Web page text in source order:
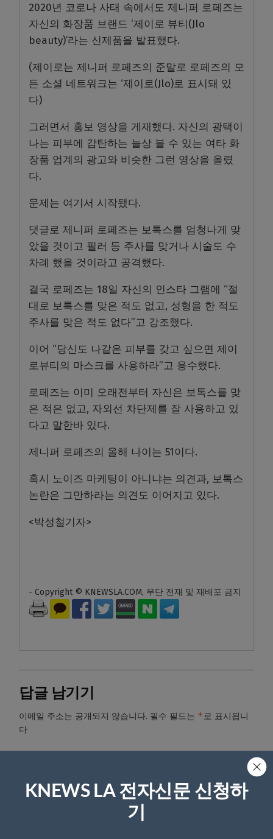
2020년 코로나 사태 속에서도 제니퍼 로페즈는
자신의 화장품 브랜드 ‘제이로 뷰티(Jlo
beauty)’라는 신제품을 발표했다.
(제이로는 제니퍼 로페즈의 준말로 로페즈의 모
든 소셜 네트워크는 ‘제이로(Jlo)로 표시돼 있
다)
그러면서 홍보 영상을 게재했다. 자신의 광택이
나는 피부에 감탄하는 늘상 볼 수 있는 여타 화
장품 업계의 광고와 비슷한 그런 영상을 올렸
다.
문제는 여기서 시작됐다.
댓글로 제니퍼 로페즈는 보톡스를 엄청나게 맞
았을 것이고 필러 등 주사를 맞거나 시술도 수
차례 했을 것이라고 공격했다.
결국 로페즈는 18일 자신의 인스타 그램에 “절
대로 보톡스를 맞은 적도 없고, 성형을 한 적도
주사를 맞은 적도 없다”고 강조했다.
이어 “당신도 나같은 피부를 갖고 싶으면 제이
로뷰티의 마스크를 사용하라”고 응수했다.
로페즈는 이미 오래전부터 자신은 보톡스를 맞
은 적은 없고, 자외선 차단제를 잘 사용하고 있
다고 말한바 있다.
제니퍼 로페즈의 올해 나이는 51이다.
혹시 노이즈 마케팅이 아니냐는 의견과, 보톡스
논란은 그만하라는 의견도 이어지고 있다.
<박성철기자>
- Copyright © KNEWSLA.COM, 무단 전재 및 재배포 금지
답글 남기기
이메일 주소는 공개되지 않습니다. 필수 필드는 *로 표시됩니
다
KNEWS LA 전자신문 신청하
기